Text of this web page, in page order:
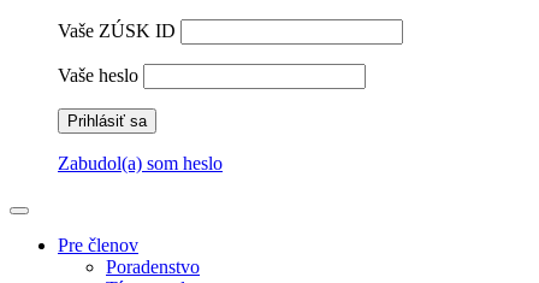
Vaše ZÚSK ID
Vaše heslo
Zabudol(a) som heslo
Pre členov
Poradenstvo